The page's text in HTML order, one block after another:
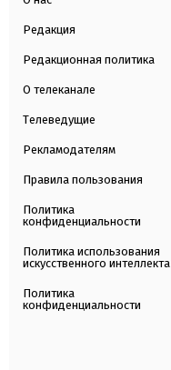
Редакция
Редакционная политика
О телеканале
Телеведущие
Рекламодателям
Правила пользования
Политика
конфиденциальности
Политика использования
искусственного интеллекта
Политика
конфиденциальности